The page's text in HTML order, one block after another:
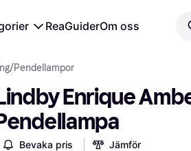
ReaGuiderOm oss
/Pendellampor
Enrique
Bevaka pris Jämför